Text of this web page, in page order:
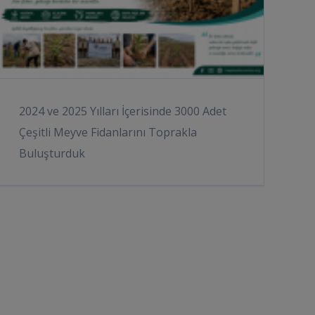
2024 ve 2025 Yılları İçerisinde 3000 Adet
Çeşitli Meyve Fidanlarını Toprakla
Buluşturduk